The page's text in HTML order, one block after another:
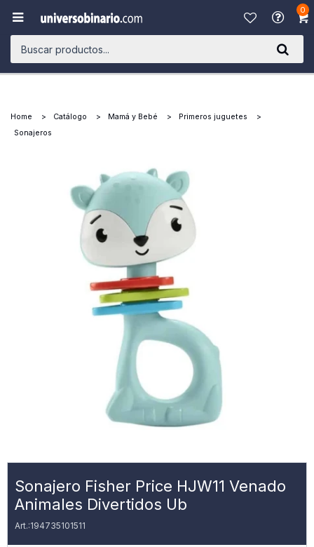
0

Home Catálogo Mamá y Bebé
Primeros juguetes
Sonajeros
Sonajero Fisher Price HJW11 Venado
Animales Divertidos Ub
194735101511